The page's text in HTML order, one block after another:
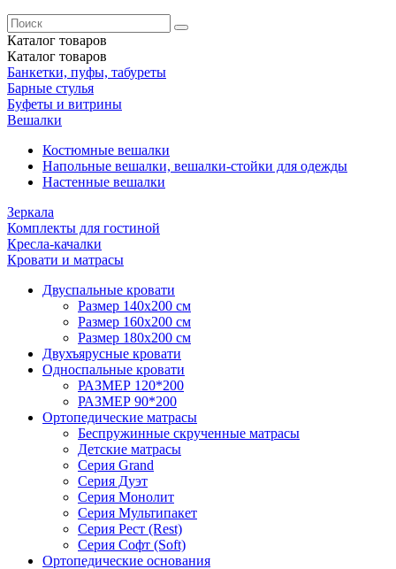
Каталог товаров
Каталог товаров
Банкетки, пуфы, табуреты
Барные стулья
Буфеты и витрины
Вешалки
Костюмные вешалки
Напольные вешалки, вешалки-стойки для одежды
Настенные вешалки
Зеркала
Комплекты для гостиной
Кресла-качалки
Кровати и матрасы
Двуспальные кровати
Размер 140х200 см
Размер 160х200 см
Размер 180х200 см
Двухъярусные кровати
Односпальные кровати
РАЗМЕР 120*200
РАЗМЕР 90*200
Ортопедические матрасы
Беспружинные скрученные матрасы
Детские матрасы
Серия Grand
Серия Дуэт
Серия Монолит
Серия Мультипакет
Серия Рест (Rest)
Серия Софт (Soft)
Ортопедические основания